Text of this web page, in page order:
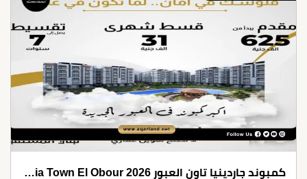
كمبوند جاردينيا تاون العبور Gardenia Town El Obour 2026